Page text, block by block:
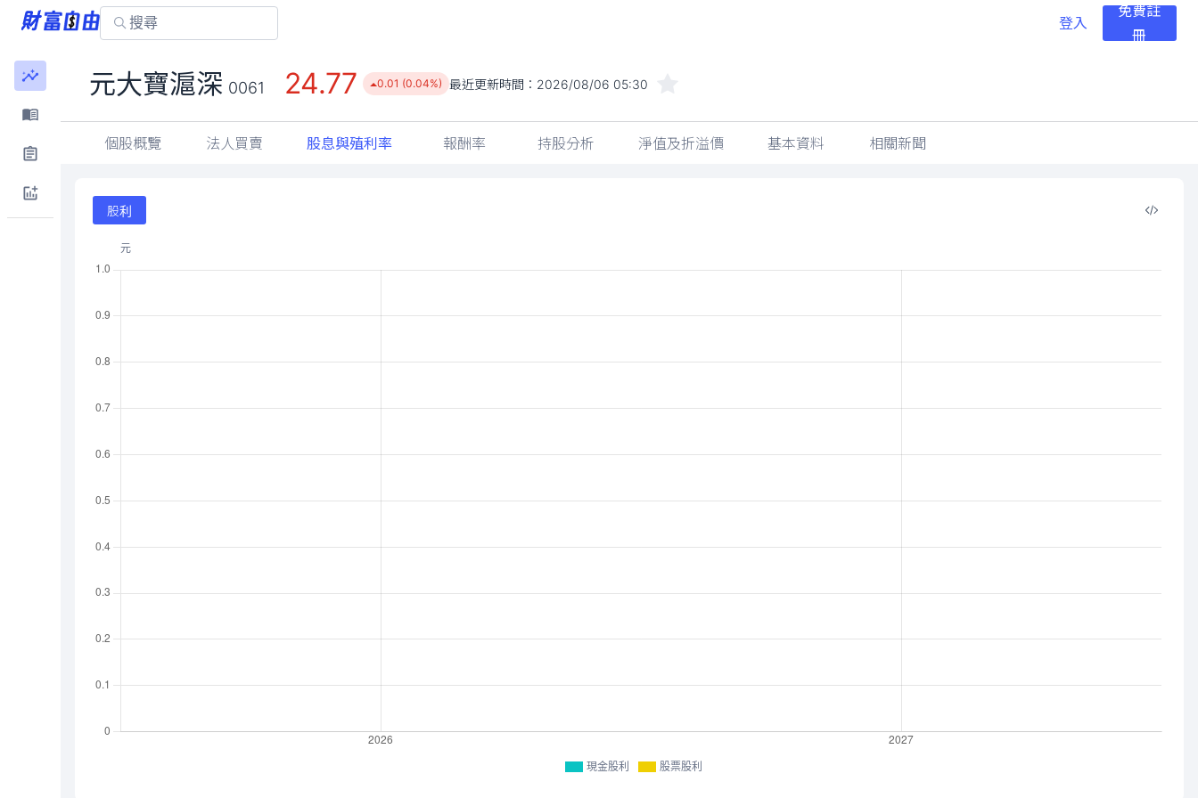
登入
免費註
冊
元大寶滬深 0061 24.77 0.01 (0.04%) 最近更新時間： 2026/08/06 05:30
個股概覽 法人買賣 股息與殖利率 報酬率 持股分析 淨值及折溢價 基本資料 相關新聞
股利
現金股利 股票股利